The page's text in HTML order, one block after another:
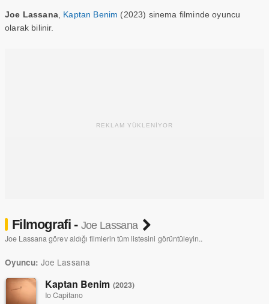
Joe Lassana, Kaptan Benim (2023) sinema filminde oyuncu
olarak bilinir.
REKLAM YÜKLENİYOR
Filmografi - Joe Lassana
Joe Lassana görev aldığı filmlerin tüm listesini görüntüleyin..
Oyuncu: Joe Lassana
Kaptan Benim (2023)
Io Capitano